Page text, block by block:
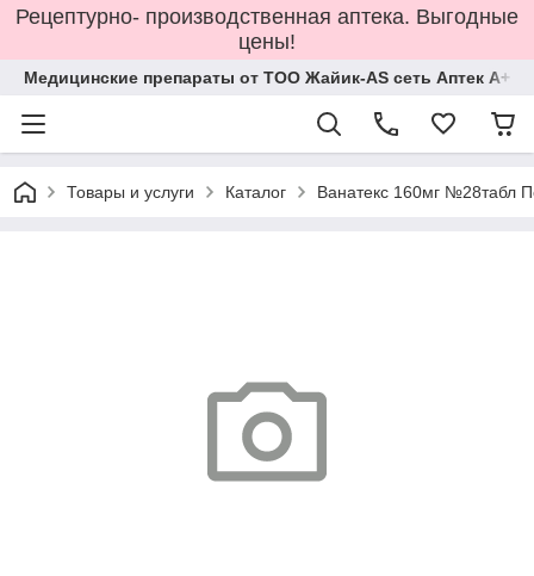
Рецептурно- производственная аптека. Выгодные
цены!
Медицинские препараты от ТОО Жайик-AS сеть Аптек А+
Товары и услуги Каталог Ванатекс 160мг №28табл